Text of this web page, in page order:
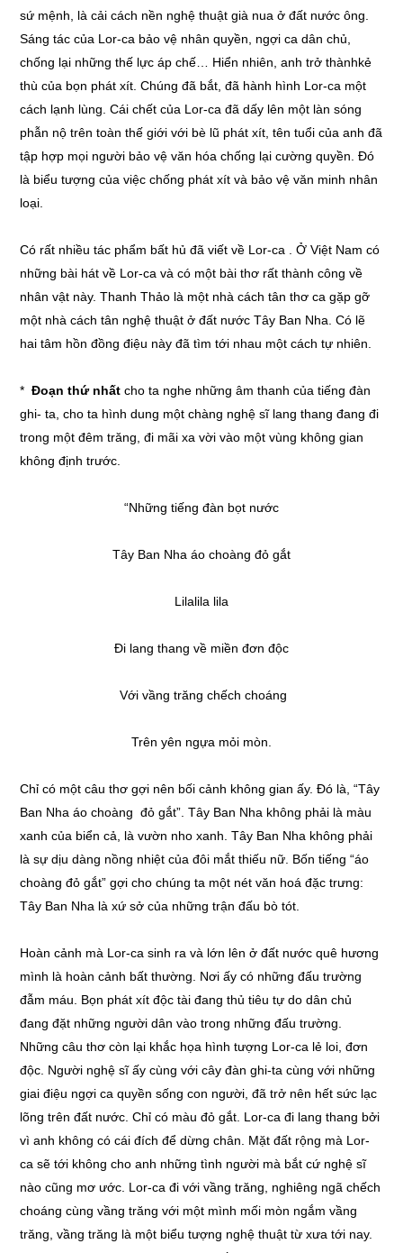
sứ mệnh, là cải cách nền nghệ thuật già nua ở đất nước ông.
Sáng tác của Lor-ca bảo vệ nhân quyền, ngợi ca dân chủ,
chống lại những thế lực áp chế… Hiển nhiên, anh trở thànhkẻ
thù của bọn phát xít. Chúng đã bắt, đã hành hình Lor-ca một
cách lạnh lùng. Cái chết của Lor-ca đã dấy lên một làn sóng
phẫn nộ trên toàn thế giới với bè lũ phát xít, tên tuổi của anh đã
tập hợp mọi người bảo vệ văn hóa chống lại cường quyền. Đó
là biểu tượng của việc chống phát xít và bảo vệ văn minh nhân
loại.
Có rất nhiều tác phẩm bất hủ đã viết về Lor-ca . Ở Việt Nam có
những bài hát về Lor-ca và có một bài thơ rất thành công về
nhân vật này. Thanh Thảo là một nhà cách tân thơ ca gặp gỡ
một nhà cách tân nghệ thuật ở đất nước Tây Ban Nha. Có lẽ
hai tâm hồn đồng điệu này đã tìm tới nhau một cách tự nhiên.
*Đoạn thứ nhất cho ta nghe những âm thanh của tiếng đàn
ghi- ta, cho ta hình dung một chàng nghệ sĩ lang thang đang đi
trong một đêm trăng, đi mãi xa vời vào một vùng không gian
không định trước.
“Những tiếng đàn bọt nước
Tây Ban Nha áo choàng đỏ gắt
Lilalila lila
Đi lang thang về miền đơn độc
Với vầng trăng chếch choáng
Trên yên ngựa mỏi mòn.
Chỉ có một câu thơ gợi nên bối cảnh không gian ấy. Đó là, “Tây
Ban Nha áo choàng đỏ gắt”. Tây Ban Nha không phải là màu
xanh của biển cả, là vườn nho xanh. Tây Ban Nha không phải
là sự dịu dàng nồng nhiệt của đôi mắt thiếu nữ. Bốn tiếng “áo
choàng đỏ gắt” gợi cho chúng ta một nét văn hoá đặc trưng:
Tây Ban Nha là xứ sở của những trận đấu bò tót.
Hoàn cảnh mà Lor-ca sinh ra và lớn lên ở đất nước quê hương
mình là hoàn cảnh bất thường. Nơi ấy có những đấu trường
đẫm máu. Bọn phát xít độc tài đang thủ tiêu tự do dân chủ
đang đặt những người dân vào trong những đấu trường.
Những câu thơ còn lại khắc họa hình tượng Lor-ca lẻ loi, đơn
độc. Người nghệ sĩ ấy cùng với cây đàn ghi-ta cùng với những
giai điệu ngợi ca quyền sống con người, đã trở nên hết sức lạc
lõng trên đất nước. Chỉ có màu đỏ gắt. Lor-ca đi lang thang bởi
vì anh không có cái đích để dừng chân. Mặt đất rộng mà Lor-
ca sẽ tới không cho anh những tình người mà bắt cứ nghệ sĩ
nào cũng mơ ước. Lor-ca đi với vầng trăng, nghiêng ngã chếch
choáng cùng vầng trăng với một mình mối mòn ngắm vầng
trăng, vầng trăng là một biểu tượng nghệ thuật từ xưa tới nay.